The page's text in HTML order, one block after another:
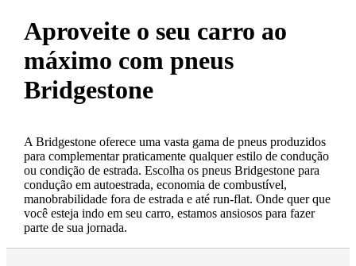
Aproveite o seu carro ao
máximo com pneus
Bridgestone
A Bridgestone oferece uma vasta gama de pneus produzidos
para complementar praticamente qualquer estilo de condução
ou condição de estrada. Escolha os pneus Bridgestone para
condução em autoestrada, economia de combustível,
manobrabilidade fora de estrada e até run-flat. Onde quer que
você esteja indo em seu carro, estamos ansiosos para fazer
parte de sua jornada.